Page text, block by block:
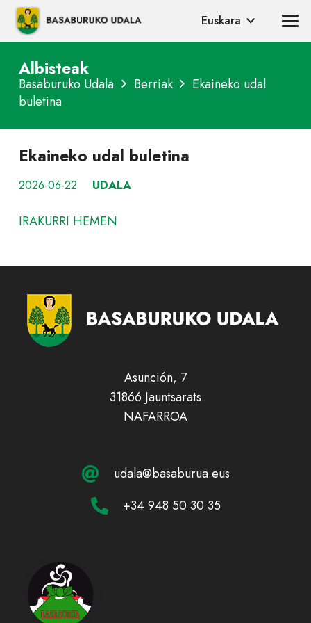
Euskara
Albisteak
Basaburuko Udala Berriak
Ekaineko udal
buletina
Ekaineko udal buletina
2026-06-22 UDALA
IRAKURRI HEMEN
Asunción, 7
31866 Jauntsarats
NAFARROA
udala@basaburua.eus
+34 948 50 30 35